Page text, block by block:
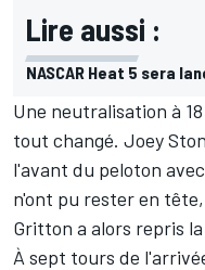
Lire aussi :
NASCAR Heat 5 sera
Une neutralisation à
tout changé. Joey
l'avant du peloton
n'ont pu rester en
Gritton a alors repris
À sept tours de